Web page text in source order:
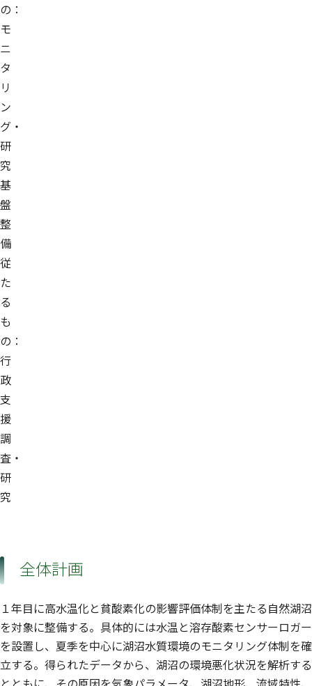
の：
モ
ニ
タ
リ
ン
グ・
研
究
基
盤
整
備
従
た
る
も
の：
行
政
支
援
調
査・
研
究
全体計画
１年目に高水温化と貧酸素化の影響評価体制を主たる自然湖沼
を対象に整備する。具体的には水温と溶存酸素センサーロガー
を設置し、夏季を中心に湖沼水質環境のモニタリング体制を確
立する。得られたデータから、湖沼の環境悪化状況を解析する